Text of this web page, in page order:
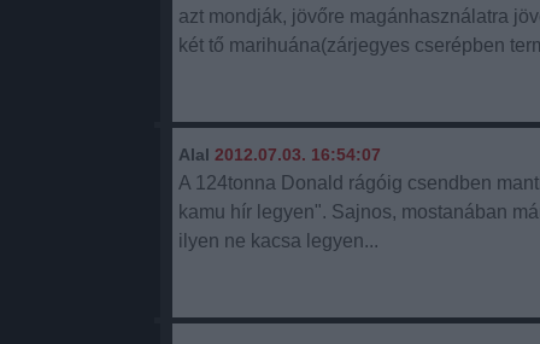
azt mondják, jövőre magánhasználatra
két tő marihuána(zárjegyes cserépben
Alal 2012.07.03. 16:54:07
A 124tonna Donald rágóig csendben
kamu hír legyen". Sajnos, mostanában
ilyen ne kacsa legyen...